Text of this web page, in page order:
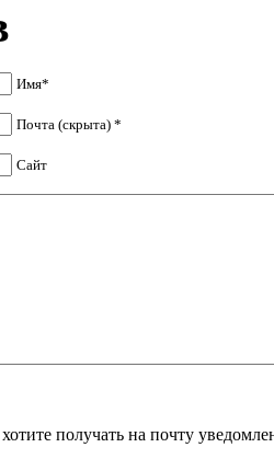
Имя*
Почта (скрыта) *
Сайт
хотите получать на почту